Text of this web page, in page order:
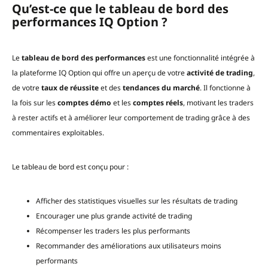
Qu’est-ce que le tableau de bord des
performances IQ Option ?
Letableau de bord des performancesest une fonctionnalité intégrée à
la plateforme IQ Option qui offre un aperçu de votreactivité de trading,
de votretaux de réussiteet destendances du marché. Il fonctionne à
la fois sur lescomptes démo et lescomptes réels, motivant les traders
à rester actifs et à améliorer leur comportement de trading grâce à des
commentaires exploitables.
Le tableau de bord est conçu pour :
Afficher des statistiques visuelles sur les résultats de trading
Encourager une plus grande activité de trading
Récompenser les traders les plus performants
Recommander des améliorations aux utilisateurs moins
performants